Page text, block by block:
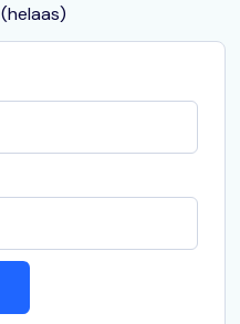
(helaas)